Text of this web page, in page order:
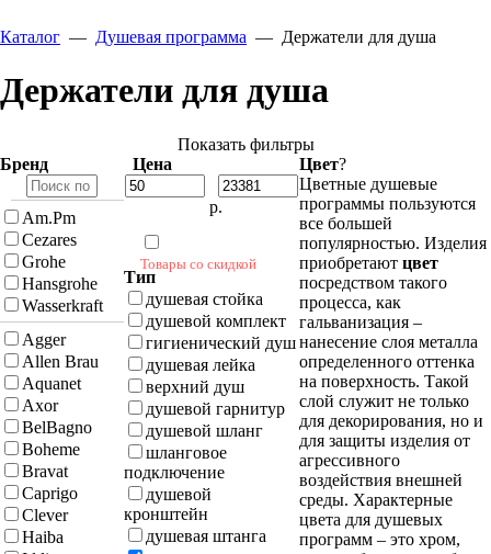
Каталог — Душевая программа — Держатели для душа
Держатели для душа
Показать фильтры
Бренд
Am.Pm
Cezares
Grohe
Hansgrohe
Wasserkraft
Agger
Allen Brau
Aquanet
Axor
BelBagno
Boheme
Bravat
Caprigo
Clever
Haiba
Цена
р.
Товары со скидкой
Тип
душевая стойка
душевой комплект
гигиенический душ
душевая лейка
верхний душ
душевой гарнитур
душевой шланг
шланговое
подключение
душевой
кронштейн
душевая штанга
Цвет?
Цветные душевые
программы пользуются
все большей
популярностью. Изделия
приобретают цвет
посредством такого
процесса, как
гальванизация –
нанесение слоя металла
определенного оттенка
на поверхность. Такой
слой служит не только
для декорирования, но и
для защиты изделия от
агрессивного
воздействия внешней
среды. Характерные
цвета для душевых
программ – это хром,